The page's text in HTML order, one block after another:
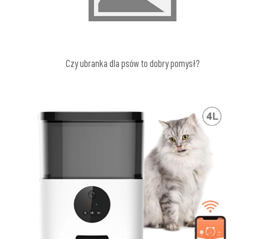
Czy ubranka dla psów to dobry pomysł?